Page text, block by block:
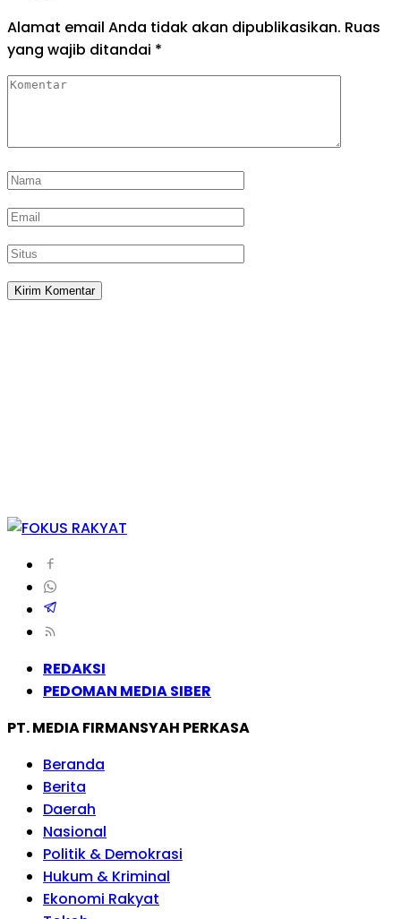
Alamat email Anda tidak akan dipublikasikan. Ruas
yang wajib ditandai *
REDAKSI
PEDOMAN MEDIA SIBER
PT. MEDIA FIRMANSYAH PERKASA
Beranda
Berita
Daerah
Nasional
Politik & Demokrasi
Hukum & Kriminal
Ekonomi Rakyat